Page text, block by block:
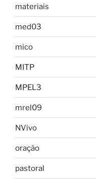
materiais
med03
mico
MITP
MPEL3
mrel09
NVivo
oração
pastoral